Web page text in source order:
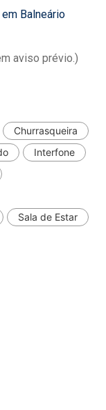
Balneário
aviso prévio.)
Churrasqueira
Interfone
Sala de Estar